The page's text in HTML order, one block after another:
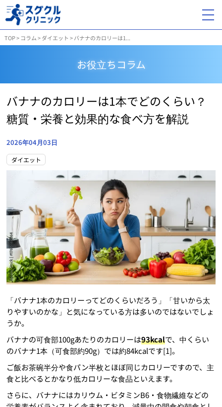
TOP> コラム>ダイエット >バナナのカロリーは1...
お役立ちコラム
バナナのカロリーは1本でどのくらい？
糖質・栄養と効果的な食べ方を解説
2026年04月03日
ダイエット
「バナナ1本のカロリーってどのくらいだろう」「甘いから太
りやすいのかな」と気になっている方は多いのではないでしょ
うか。
バナナの可食部100gあたりのカロリーは93kcalで、中くらい
のバナナ1本（可食部約90g）では約84kcalです[1]。
ご飯お茶碗半分や食パン半枚とほぼ同じカロリーですので、主
食と比べるとかなり低カロリーな食品といえます。
さらに、バナナにはカリウム・ビタミンB6・食物繊維などの